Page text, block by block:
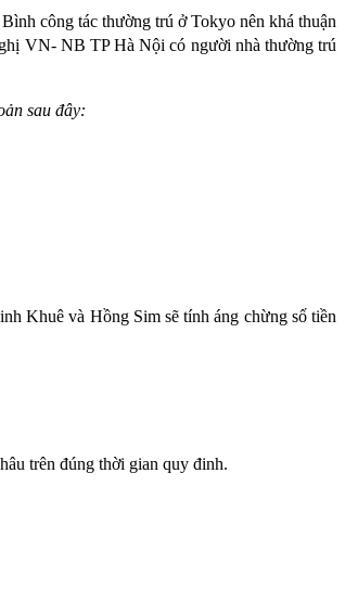
công tác thường trú ở Tokyo nên khá thuận
VN- NB TP Hà Nội có người nhà thường trú
sau đây:
Khuê và Hồng Sim sẽ tính áng chừng số tiền
trên đúng thời gian quy đinh.